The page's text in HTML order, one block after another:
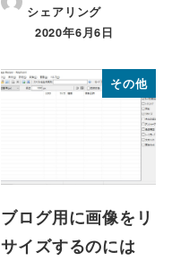
シェアリング
投稿日
2020年6月6日
その他
ブログ用に画像をリ
サイズするのには